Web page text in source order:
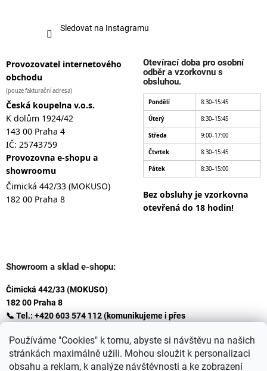
Používáme "Cookies" k tomu, abyste si návštěvu na našich
stránkách maximálně užili. Mohou sloužit k personalizaci
obsahu a reklam, k analýze návštěvnosti a ke zobrazení
Sledovat na Instagramu
Provozovatel internetového
obchodu
(pouze fakturační adresa)
Česká koupelna v.o.s.
K dolům 1924/42
143 00 Praha 4
IČ: 25743759
Provozovna e-shopu a
showroomu
Čimická 442/33 (MOKUSO)
182 00 Praha 8
Otevírací doba pro osobní
odběr a vzorkovnu s
obsluhou.
Pondělí 8:30–15:45
Úterý 8:30–15:45
Středa 9:00–17:00
Čtvrtek 8:30–15:45
Pátek 8:30–15:00
Bez obsluhy je vzorkovna
otevřená do 18 hodin!
Showroom a sklad e-shopu:
Čimická 442/33 (MOKUSO)
182 00 Praha 8
📞 Tel.: +420 603 574 112 (komunikujeme i přes
✉️ E-mail: info@ceskakoupelna.cz